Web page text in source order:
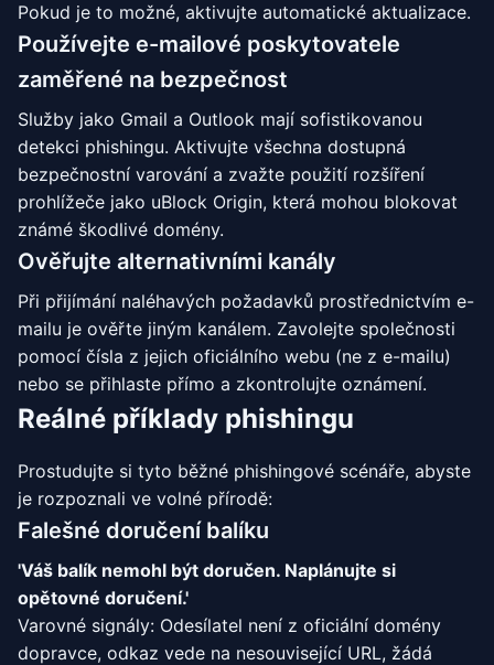
Pokud je to možné, aktivujte automatické aktualizace.
Používejte e-mailové poskytovatele
zaměřené na bezpečnost
Služby jako Gmail a Outlook mají sofistikovanou
detekci phishingu. Aktivujte všechna dostupná
bezpečnostní varování a zvažte použití rozšíření
prohlížeče jako uBlock Origin, která mohou blokovat
známé škodlivé domény.
Ověřujte alternativními kanály
Při přijímání naléhavých požadavků prostřednictvím e-
mailu je ověřte jiným kanálem. Zavolejte společnosti
pomocí čísla z jejich oficiálního webu (ne z e-mailu)
nebo se přihlaste přímo a zkontrolujte oznámení.
Reálné příklady phishingu
Prostudujte si tyto běžné phishingové scénáře, abyste
je rozpoznali ve volné přírodě:
Falešné doručení balíku
'Váš balík nemohl být doručen. Naplánujte si
opětovné doručení.'
Varovné signály: Odesílatel není z oficiální domény
dopravce, odkaz vede na nesouvisející URL, žádá